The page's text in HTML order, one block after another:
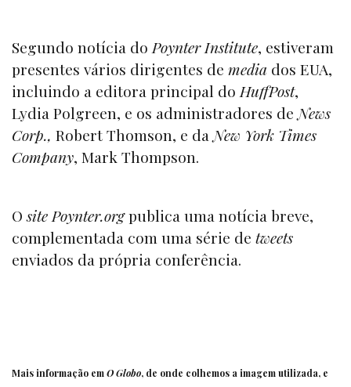
Segundo notícia doPoynter Institute, estiveram
presentes vários dirigentes de media dos EUA,
incluindo a editora principal doHuffPost,
Lydia Polgreen, e os administradores deNews
Corp., Robert Thomson, e daNew York Times
Company, Mark Thompson.
OsitePoynter.orgpublica uma notícia breve,
complementada com uma série de tweets
enviados da própria conferência.
Mais informação emO Globo, de onde colhemos a imagem utilizada, e